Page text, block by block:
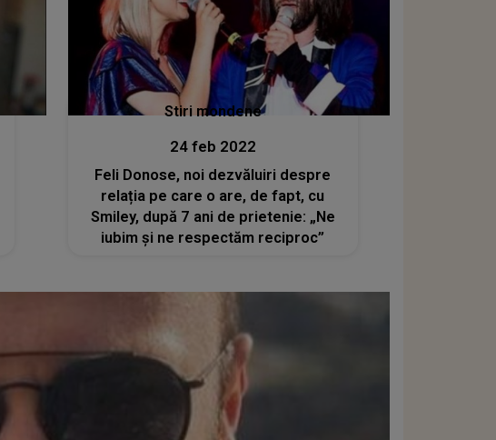
Stiri mondene
24 feb 2022
Feli Donose, noi dezvăluiri despre
relația pe care o are, de fapt, cu
Smiley, după 7 ani de prietenie: „Ne
iubim și ne respectăm reciproc”